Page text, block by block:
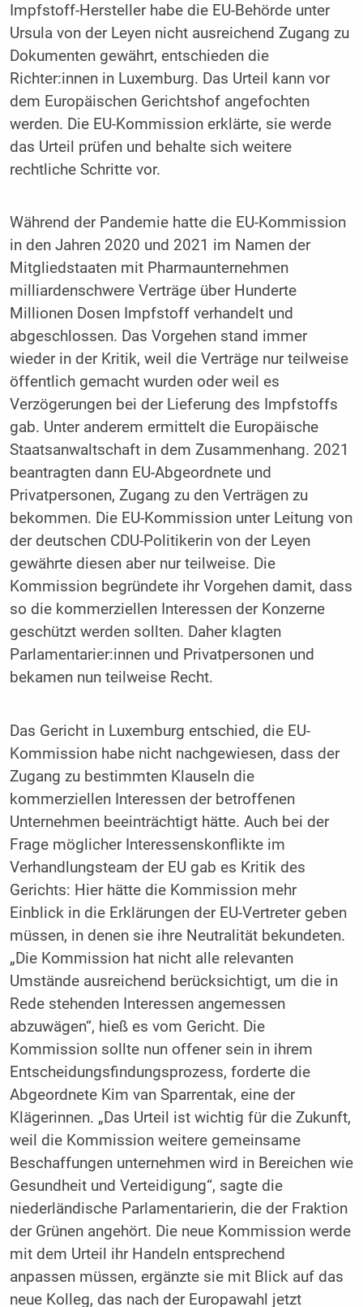
Impfstoff-Hersteller habe die EU-Behörde unter
Ursula von der Leyen nicht ausreichend Zugang zu
Dokumenten gewährt, entschieden die
Richter:innen in Luxemburg. Das Urteil kann vor
dem Europäischen Gerichtshof angefochten
werden. Die EU-Kommission erklärte, sie werde
das Urteil prüfen und behalte sich weitere
rechtliche Schritte vor.
Während der Pandemie hatte die EU-Kommission
in den Jahren 2020 und 2021 im Namen der
Mitgliedstaaten mit Pharmaunternehmen
milliardenschwere Verträge über Hunderte
Millionen Dosen Impfstoff verhandelt und
abgeschlossen. Das Vorgehen stand immer
wieder in der Kritik, weil die Verträge nur teilweise
öffentlich gemacht wurden oder weil es
Verzögerungen bei der Lieferung des Impfstoffs
gab. Unter anderem ermittelt die Europäische
Staatsanwaltschaft in dem Zusammenhang. 2021
beantragten dann EU-Abgeordnete und
Privatpersonen, Zugang zu den Verträgen zu
bekommen. Die EU-Kommission unter Leitung von
der deutschen CDU-Politikerin von der Leyen
gewährte diesen aber nur teilweise. Die
Kommission begründete ihr Vorgehen damit, dass
so die kommerziellen Interessen der Konzerne
geschützt werden sollten. Daher klagten
Parlamentarier:innen und Privatpersonen und
bekamen nun teilweise Recht.
Das Gericht in Luxemburg entschied, die EU-
Kommission habe nicht nachgewiesen, dass der
Zugang zu bestimmten Klauseln die
kommerziellen Interessen der betroffenen
Unternehmen beeinträchtigt hätte. Auch bei der
Frage möglicher Interessenskonflikte im
Verhandlungsteam der EU gab es Kritik des
Gerichts: Hier hätte die Kommission mehr
Einblick in die Erklärungen der EU-Vertreter geben
müssen, in denen sie ihre Neutralität bekundeten.
„Die Kommission hat nicht alle relevanten
Umstände ausreichend berücksichtigt, um die in
Rede stehenden Interessen angemessen
abzuwägen“, hieß es vom Gericht. Die
Kommission sollte nun offener sein in ihrem
Entscheidungsfindungsprozess, forderte die
Abgeordnete Kim van Sparrentak, eine der
Klägerinnen. „Das Urteil ist wichtig für die Zukunft,
weil die Kommission weitere gemeinsame
Beschaffungen unternehmen wird in Bereichen wie
Gesundheit und Verteidigung“, sagte die
niederländische Parlamentarierin, die der Fraktion
der Grünen angehört. Die neue Kommission werde
mit dem Urteil ihr Handeln entsprechend
anpassen müssen, ergänzte sie mit Blick auf das
neue Kolleg, das nach der Europawahl jetzt